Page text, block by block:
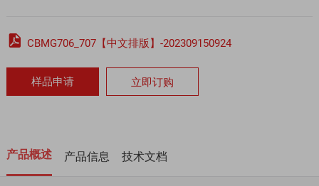
 CBMG706_707【中文排版】-202309150924
样品申请 立即订购
产品概述 产品信息 技术文档